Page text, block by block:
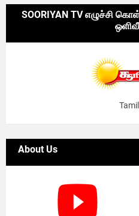
SOORIYAN TV எழுச்சி
About Us